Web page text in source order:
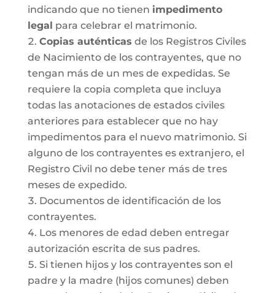
indicando que no tienen impedimento
legal para celebrar el matrimonio.
Copias auténticas de los Registros Civiles
de Nacimiento de los contrayentes, que no
tengan más de un mes de expedidas. Se
requiere la copia completa que incluya
todas las anotaciones de estados civiles
anteriores para establecer que no hay
impedimentos para el nuevo matrimonio. Si
alguno de los contrayentes es extranjero, el
Registro Civil no debe tener más de tres
meses de expedido.
Documentos de identificación de los
contrayentes.
Los menores de edad deben entregar
autorización escrita de sus padres.
Si tienen hijos y los contrayentes son el
padre y la madre (hijos comunes) deben